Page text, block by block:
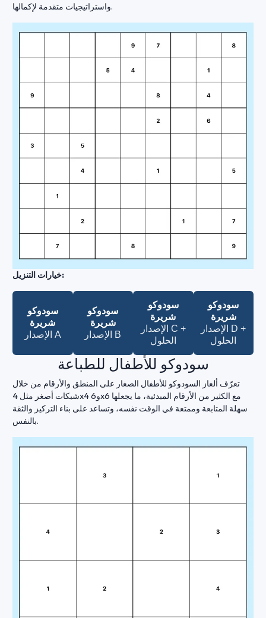
واستراتيجيات متقدمة لإكمالها.
خيارات التنزيل:
سودوكو
شريرة
الإصدار A
سودوكو
شريرة
الإصدار B
سودوكو
شريرة
الإصدار C +
الحلول
سودوكو
شريرة
الإصدار D +
الحلول
سودوكو للأطفال للطباعة
تعرّف ألغاز السودوكو للأطفال الصغار على المنطق والأرقام من خلال
شبكات أصغر مثل 4x4 و6x6 مع الكثير من الأرقام المبدئية، ما يجعلها
سهلة المتابعة وممتعة في الوقت نفسه، وتساعد على بناء التركيز والثقة
بالنفس.